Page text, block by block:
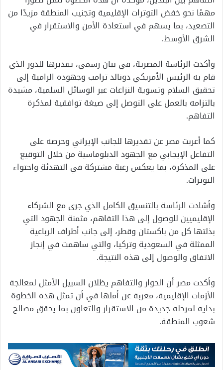
مهمًا نحو خفض التوترات الإقليمية وتجنيب المنطقة مزيدًا من
التصعيد، بما يسهم في استعادة الأمن والاستقرار في
الشرق الأوسط.
وأكدت الرئاسة المصرية، في بيان رسمي، تقديرها للدور الذي
قام به الرئيس الأمريكي دونالد ترامب وجهوده الرامية إلى
تحقيق السلام وتسوية النزاعات عبر الوسائل السلمية، مشيدة
بالتزامه بالعمل على التوصل إلى صيغة توافقية لمذكرة
التفاهم.
كما أعربت مصر عن تقديرها للجانب الإيراني وحرصه على
التفاعل الإيجابي مع الجهود الدبلوماسية من خلال التوقيع
على المذكرة، بما يعكس رغبة مشتركة في التهدئة واحتواء
التوترات.
وأشادت الرئاسة بالتنسيق الكامل الذي جرى مع الشركاء
الإقليميين للوصول إلى هذا التفاهم، مثمنة الجهود التي
بذلتها كل من باكستان وقطر، إلى جانب أطراف الرباعية
الممثلة في السعودية وتركيا، والتي ساهمت في إنجاز
الاتفاق والوصول إلى هذه النتيجة.
وأكدت مصر أن الحوار والتفاهم يظلان السبيل الأمثل لمعالجة
الأزمات الإقليمية، معربة عن أملها في أن تمثل هذه الخطوة
بداية لمرحلة جديدة من الاستقرار والتعاون بما يحقق مصالح
شعوب المنطقة.